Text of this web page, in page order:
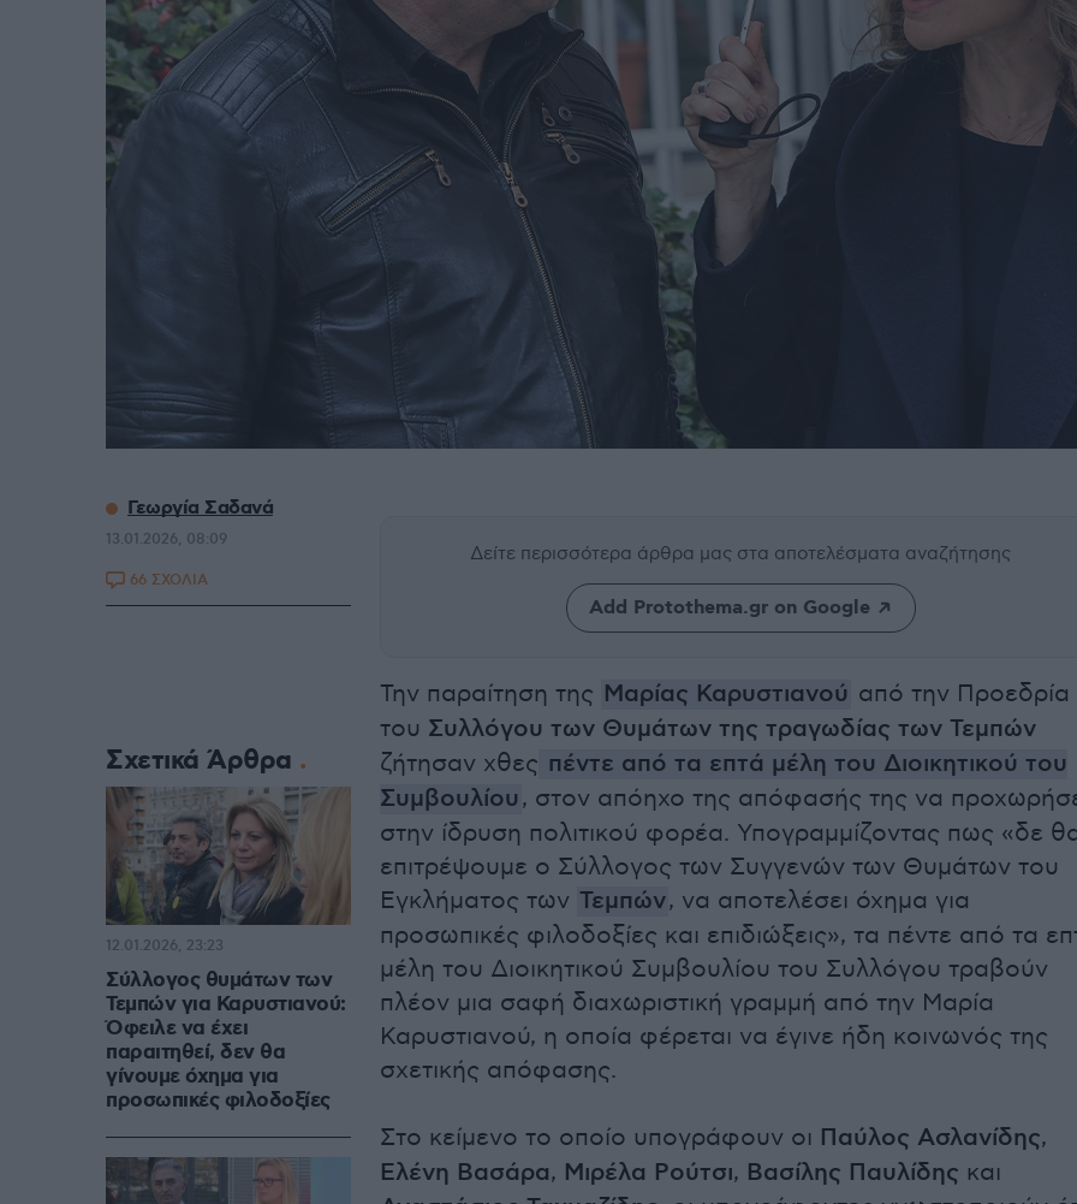
Δείτε περισσότερα άρθρα μας στα αποτελέσματα αναζήτησης
Add Protothema.gr on Google
Την παραίτηση της Μαρίας Καρυστιανού από την Προεδρία
του Συλλόγου των Θυμάτων της τραγωδίας των Τεμπών
ζήτησαν χθες πέντε από τα επτά μέλη του Διοικητικού του
Συμβουλίου, στον απόηχο της απόφασής της να
στην ίδρυση πολιτικού φορέα. Υπογραμμίζοντας πως «δε
επιτρέψουμε ο Σύλλογος των Συγγενών των Θυμάτων του
Εγκλήματος των Τεμπών, να αποτελέσει όχημα για
προσωπικές φιλοδοξίες και επιδιώξεις», τα πέντε από τα
μέλη του Διοικητικού Συμβουλίου του Συλλόγου τραβούν
πλέον μια σαφή διαχωριστική γραμμή από την Μαρία
Καρυστιανού, η οποία φέρεται να έγινε ήδη κοινωνός της
σχετικής απόφασης.
Στο κείμενο το οποίο υπογράφουν οι Παύλος Ασλανίδης,
Ελένη Βασάρα, Μιρέλα Ρούτσι, Βασίλης Παυλίδης και
Γεωργία Σαδανά
13.01.2026, 08:09
66 ΣΧΟΛΙΑ
Σχετικά Άρθρα
Σύλλογος θυμάτων των
Τεμπών για Καρυστιανού:
Όφειλε να έχει
παραιτηθεί, δεν θα
γίνουμε όχημα για
προσωπικές φιλοδοξίες
12.01.2026, 23:23